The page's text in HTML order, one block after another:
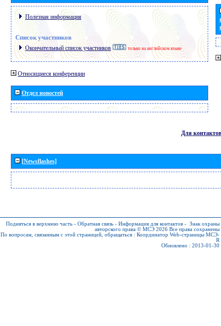
Полезная информация
Список участников
Окончательный список участников только на английском языке
Относящиеся конференции
Отдел новостей
Для контактов
[Newsflashes]
Подняться в верхнюю часть - Обратная связь - Информация для контактов - Знак охраны
авторского права © МСЭ 2026 Все права сохранены
По вопросам, связанным с этой страницей, обращаться : Координатор Web-страницы МСЭ-
R
Обновлено : 2013-01-30